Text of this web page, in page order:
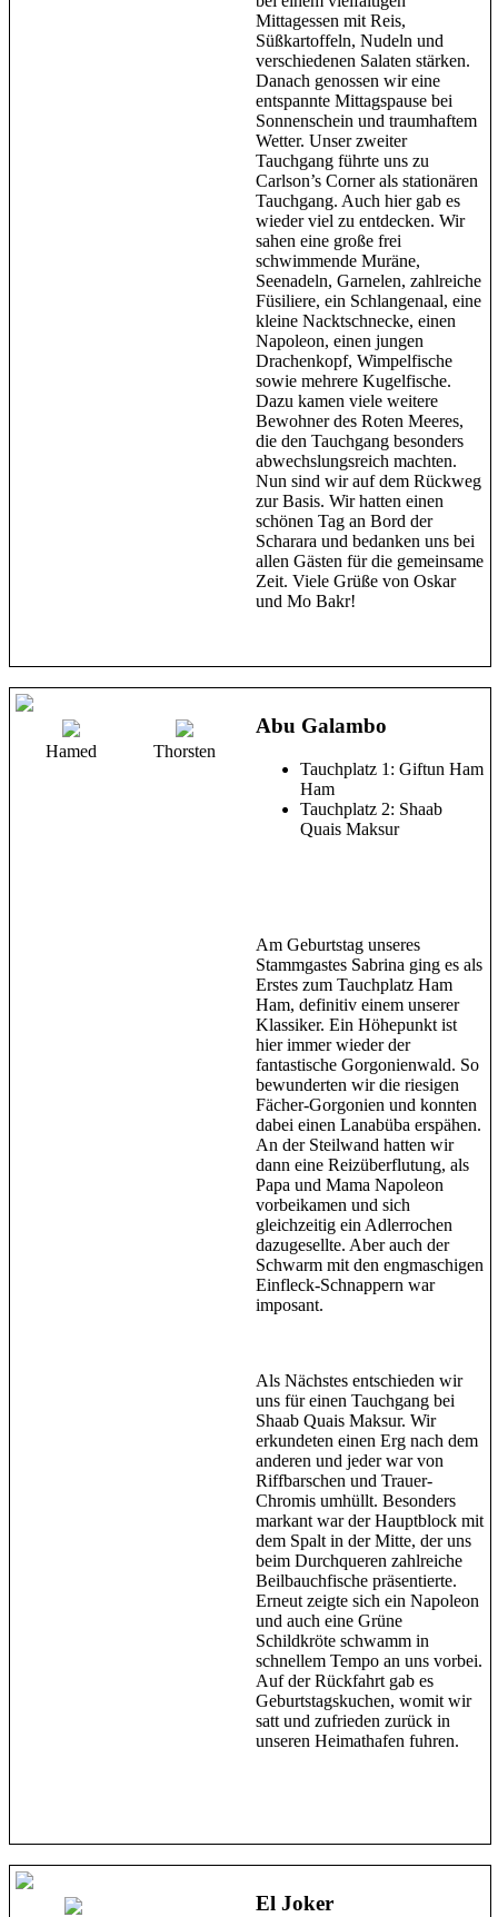
Mittagessen mit Reis,
Süßkartoffeln, Nudeln und
verschiedenen Salaten stärken.
Danach genossen wir eine
entspannte Mittagspause bei
Sonnenschein und traumhaftem
Wetter. Unser zweiter
Tauchgang führte uns zu
Carlson’s Corner als stationären
Tauchgang. Auch hier gab es
wieder viel zu entdecken. Wir
sahen eine große frei
schwimmende Muräne,
Seenadeln, Garnelen, zahlreiche
Füsiliere, ein Schlangenaal, eine
kleine Nacktschnecke, einen
Napoleon, einen jungen
Drachenkopf, Wimpelfische
sowie mehrere Kugelfische.
Dazu kamen viele weitere
Bewohner des Roten Meeres,
die den Tauchgang besonders
abwechslungsreich machten.
Nun sind wir auf dem Rückweg
zur Basis. Wir hatten einen
schönen Tag an Bord der
Scharara und bedanken uns bei
allen Gästen für die gemeinsame
Zeit. Viele Grüße von Oskar
und Mo Bakr!
Hamed Thorsten
Abu Galambo
Tauchplatz 1: Giftun Ham
Ham
Tauchplatz 2: Shaab
Quais Maksur
Am Geburtstag unseres
Stammgastes Sabrina ging es als
Erstes zum Tauchplatz Ham
Ham, definitiv einem unserer
Klassiker. Ein Höhepunkt ist
hier immer wieder der
fantastische Gorgonienwald. So
bewunderten wir die riesigen
Fächer-Gorgonien und konnten
dabei einen Lanabüba erspähen.
An der Steilwand hatten wir
dann eine Reizüberflutung, als
Papa und Mama Napoleon
vorbeikamen und sich
gleichzeitig ein Adlerrochen
dazugesellte. Aber auch der
Schwarm mit den engmaschigen
Einfleck-Schnappern war
imposant.
Als Nächstes entschieden wir
uns für einen Tauchgang bei
Shaab Quais Maksur. Wir
erkundeten einen Erg nach dem
anderen und jeder war von
Riffbarschen und Trauer-
Chromis umhüllt. Besonders
markant war der Hauptblock mit
dem Spalt in der Mitte, der uns
beim Durchqueren zahlreiche
Beilbauchfische präsentierte.
Erneut zeigte sich ein Napoleon
und auch eine Grüne
Schildkröte schwamm in
schnellem Tempo an uns vorbei.
Auf der Rückfahrt gab es
Geburtstagskuchen, womit wir
satt und zufrieden zurück in
unseren Heimathafen fuhren.
El Joker